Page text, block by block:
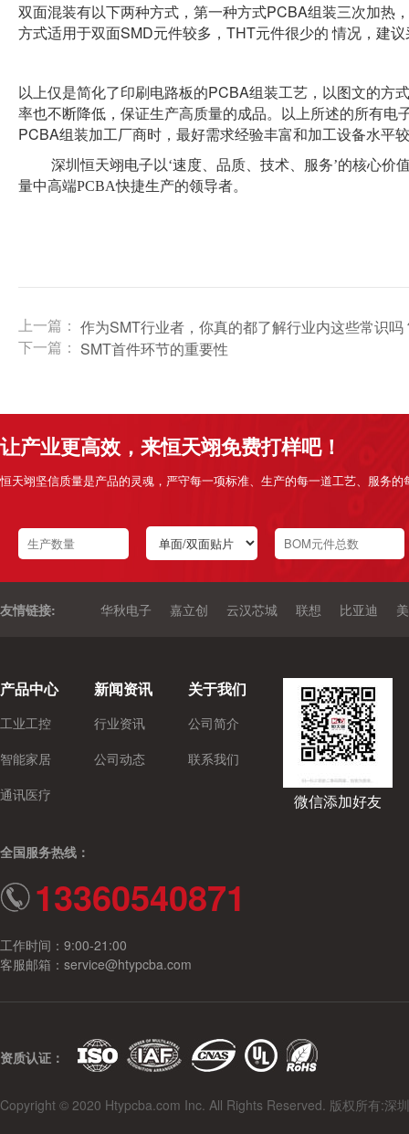
双面混装有以下两种方式，第一种方式PCBA组装三次加热
方式适用于双面SMD元件较多， THT元件很少的 情况，建
以上仅是简化了印刷电路板的PCBA组装工艺，以图文的方
率也不断降低，保证生产高质量的成品。以上所述的所有电
PCBA组装加工厂商时，最好需求经验丰富和加工设备水平
深圳恒天翊电子以‘速度、品质、技术、服务’的核心价
量中高端PCBA快捷生产的领导者。
上一篇： 作为SMT行业者，你真的都了解行业内这些常识吗
下一篇： SMT首件环节的重要性
让产业更高效，来恒天翊免费打样吧！
恒天翊坚信质量是产品的灵魂，严守每一项标准、生产的每一道工艺、服务的
友情链接: 华秋电子 嘉立创 云汉芯城 联想 比亚迪
产品中心
工业工控
智能家居
通讯医疗
新闻资讯
行业资讯
公司动态
关于我们
公司简介
联系我们
微信添加好友
全国服务热线：
13360540871
工作时间：9:00-21:00
客服邮箱：service@htypcba.com
资质认证：
Copyright © 2020 Htypcba.com Inc. All Rights Reserved. 版权所有:深